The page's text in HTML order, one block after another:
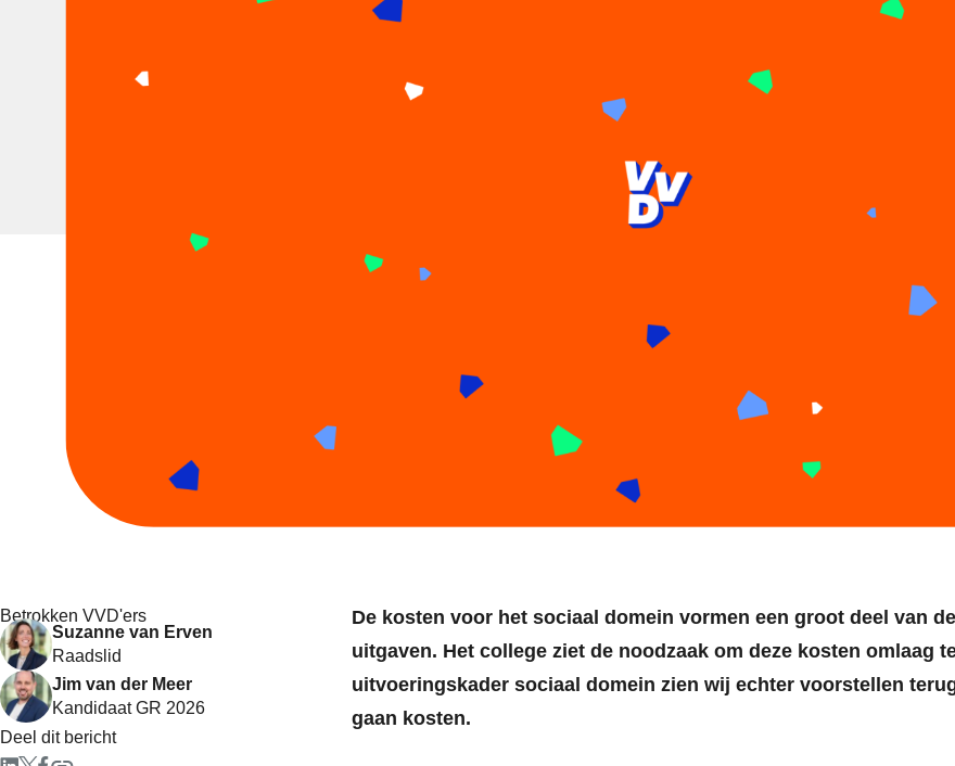
De kosten voor het sociaal domein vormen een groot deel van
uitgaven. Het college ziet de noodzaak om deze kosten omlaag
uitvoeringskader sociaal domein zien wij echter voorstellen
gaan kosten.
Betrokken VVD'ers
Suzanne van Erven
Raadslid
Jim van der Meer
Kandidaat GR 2026
Deel dit bericht